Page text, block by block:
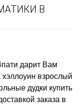
В
дарит Вам
хэллоуин взрослый
дудки купить
заказа в